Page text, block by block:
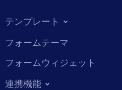
テンプレート
フォームテーマ
フォームウィジェット
連携機能